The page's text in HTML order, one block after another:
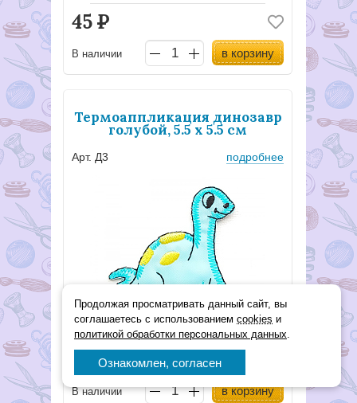
45Р
В наличии в корзину
Термоаппликация динозавр
голубой, 5.5 х 5.5 см
Арт. Д3 подробнее
60Р
В наличии в корзину
Продолжая просматривать данный сайт, вы
соглашаетесь с использованием cookies и
политикой обработки персональных данных.
Ознакомлен, согласен